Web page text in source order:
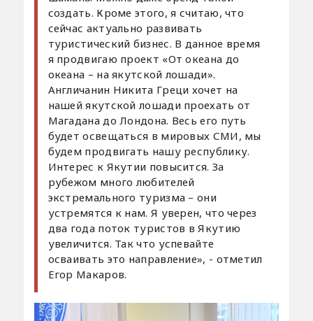
создать. Кроме этого, я считаю, что
сейчас актуально развивать
туристический бизнес. В данное время
я продвигаю проект «От океана до
океана – на якутской лошади».
Англичанин Никита Греци хочет на
нашей якутской лошади проехать от
Магадана до Лондона. Весь его путь
будет освещаться в мировых СМИ, мы
будем продвигать нашу республику.
Интерес к Якутии повысится. За
рубежом много любителей
экстремального туризма – они
устремятся к нам. Я уверен, что через
два года поток туристов в Якутию
увеличится. Так что успевайте
осваивать это направление», - отметил
Егор Макаров.